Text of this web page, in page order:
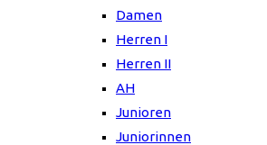
Damen
Herren I
Herren II
AH
Junioren
Juniorinnen